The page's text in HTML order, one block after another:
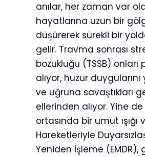
anılar, her zaman var
hayatlarına uzun bir
düşürerek sürekli bir
gelir. Travma sonrası
bozukluğu (TSSB) onları
alıyor, huzur
ve uğruna savaştıkları
ellerinden alıyor. Yine de
ortasında bir umut ışığı
Hareketleriyle
Yeniden İşleme (EMDR),